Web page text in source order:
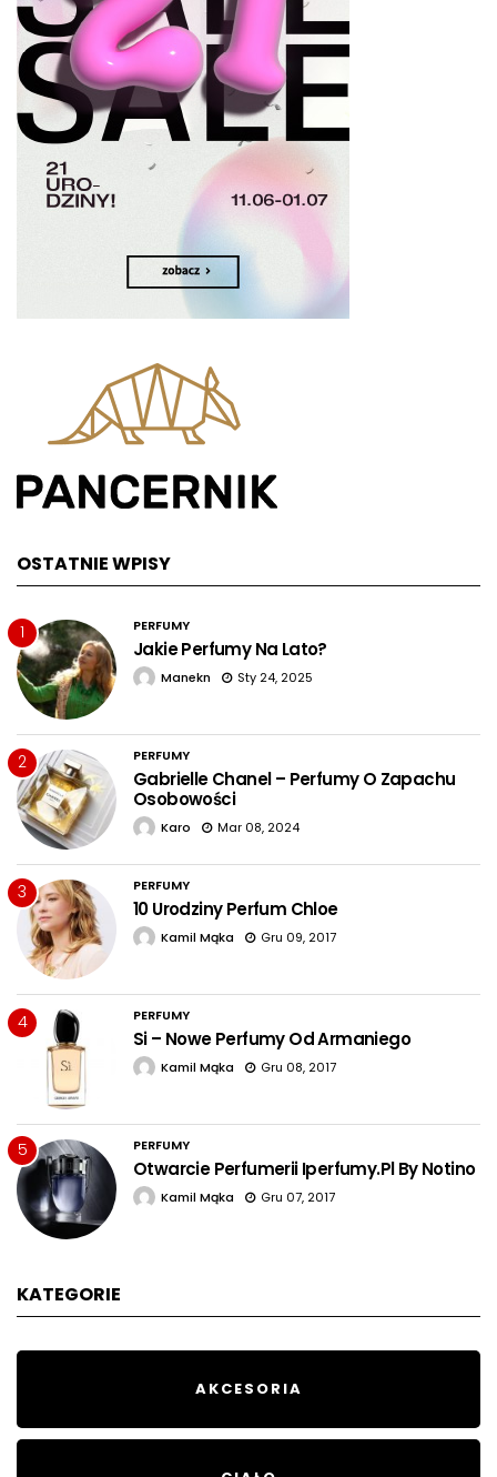
OSTATNIE WPISY
1 PERFUMY
Jakie Perfumy Na Lato?
Manekn Sty 24, 2025
2 PERFUMY
Gabrielle Chanel – Perfumy O Zapachu
Osobowości
Karo Mar 08, 2024
3 PERFUMY
10 Urodziny Perfum Chloe
Kamil Mąka Gru 09, 2017
4 PERFUMY
Si – Nowe Perfumy Od Armaniego
Kamil Mąka Gru 08, 2017
5 PERFUMY
Otwarcie Perfumerii Iperfumy.pl By Notino
Kamil Mąka Gru 07, 2017
KATEGORIE
AKCESORIA